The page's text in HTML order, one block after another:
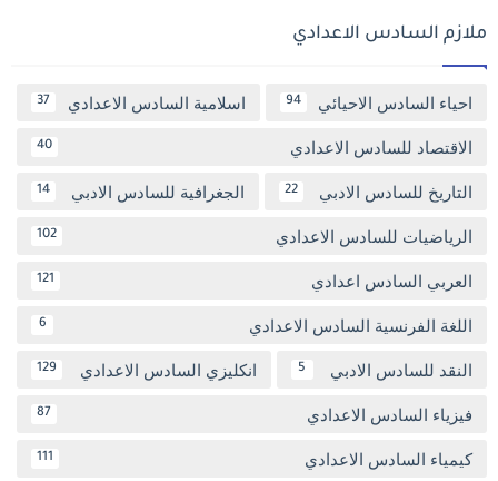
ملازم السادس الاعدادي
احياء السادس الاحيائي 94 اسلامية السادس الاعدادي 37
الاقتصاد للسادس الاعدادي 40
التاريخ للسادس الادبي 22 الجغرافية للسادس الادبي 14
الرياضيات للسادس الاعدادي 102
العربي السادس اعدادي 121
اللغة الفرنسية السادس الاعدادي 6
النقد للسادس الادبي 5 انكليزي السادس الاعدادي 129
فيزياء السادس الاعدادي 87
كيمياء السادس الاعدادي 111